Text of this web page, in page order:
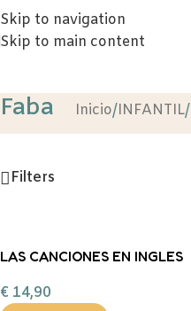
Skip to navigation
Skip to main content
Faba Inicio/INFANTIL/
Filters
LAS CANCIONES EN INGLES
€ 14,90